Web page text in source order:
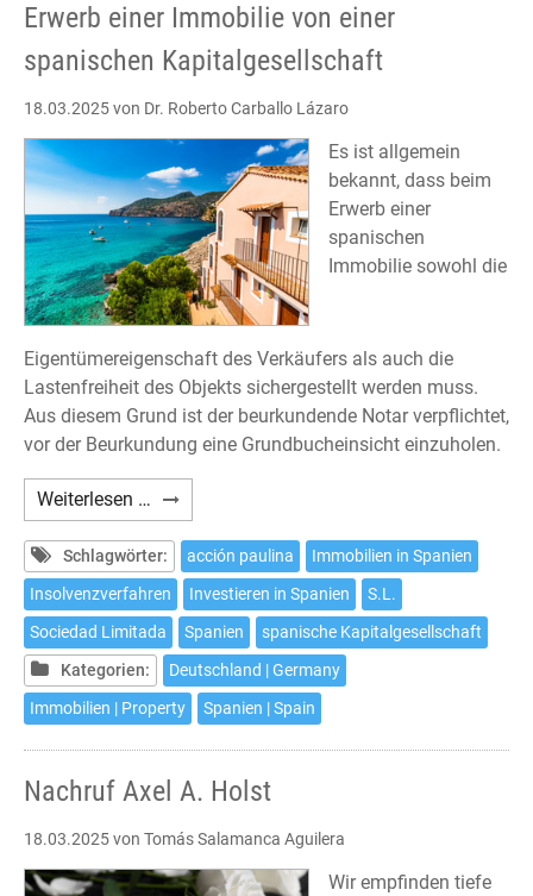
Erwerb einer Immobilie von einer
spanischen Kapitalgesellschaft
18.03.2025von Dr. Roberto Carballo Lázaro
Es ist allgemein
bekannt, dass beim
Erwerb einer
spanischen
Immobilie sowohl die
Eigentümereigenschaft des Verkäufers als auch die
Lastenfreiheit des Objekts sichergestellt werden muss.
Aus diesem Grund ist der beurkundende Notar verpflichtet,
vor der Beurkundung eine Grundbucheinsicht einzuholen.
Weiterlesen … Erwerb
einer
Immobilie
von
einer
spanischen
Kapitalgesellschaft
Schlagwörter: acción paulina
Immobilien in Spanien
Insolvenzverfahren
Investieren in Spanien
S.L.
Sociedad Limitada
Spanien
spanische Kapitalgesellschaft
Kategorien:
Deutschland | Germany
Immobilien | Property
Spanien | Spain
Nachruf Axel A. Holst
18.03.2025von Tomás Salamanca Aguilera
Wir empfinden tiefe